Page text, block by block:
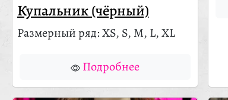
Купальник (чёрный)
Размерный ряд: XS, S, M, L, XL
Подробнее